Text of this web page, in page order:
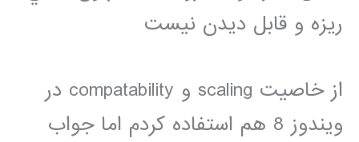
ريزه و قابل ديدن نيست
از خاصيت scaling و compatability در
ويندوز 8 هم استفاده كردم اما جواب